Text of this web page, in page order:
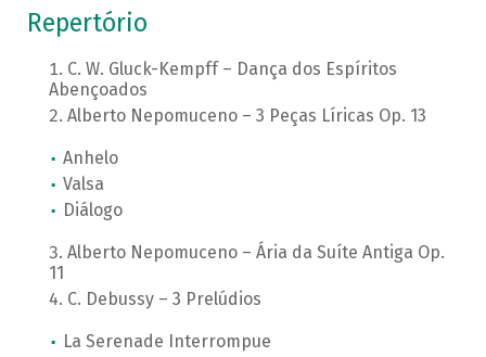
Repertório
C. W. Gluck-Kempff – Dança dos Espíritos
Abençoados
Alberto Nepomuceno – 3 Peças Líricas Op. 13
Anhelo
Valsa
Diálogo
Alberto Nepomuceno – Ária da Suíte Antiga Op.
11
C. Debussy – 3 Prelúdios
La Serenade Interrompue